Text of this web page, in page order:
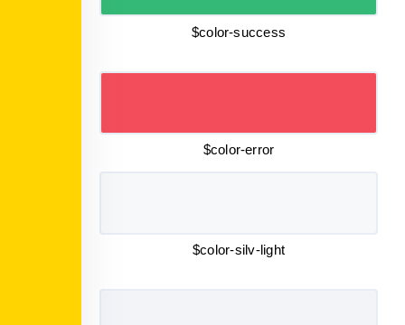
$color-success
$color-error
$color-silv-light